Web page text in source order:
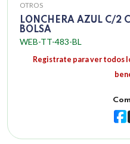
OTROS
LONCHERA AZUL C/2
BOLSA
WEB-TT-483-BL
Registrate para ver todos